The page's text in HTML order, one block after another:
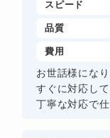
スピード
品質
費用
お世話様になり
すぐに対応し
丁寧な対応で